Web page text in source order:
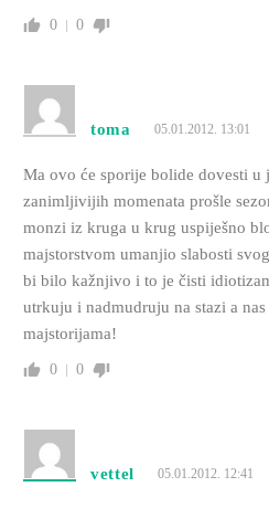
0 0
toma 05.01.2012. 13:01
Ma ovo će sporije bolide dovesti u
zanimljivijih momenata prošle
monzi iz kruga u krug uspiješno
majstorstvom umanjio slabosti
bi bilo kažnjivo i to je čisti
utrkuju i nadmudruju na stazi a
majstorijama!
0 0
vettel 05.01.2012. 12:41